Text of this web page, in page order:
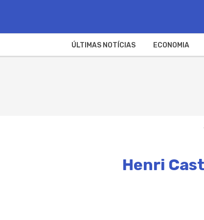
ÚLTIMAS NOTÍCIAS ECONOMIA
Henri